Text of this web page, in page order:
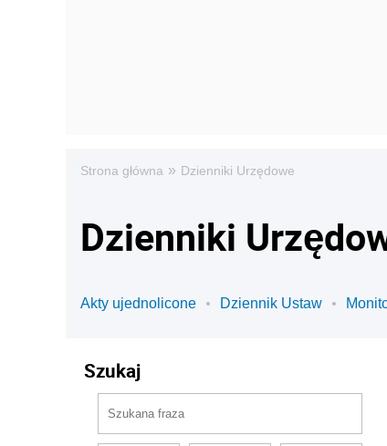
Strona główna » Dzienniki Urzędowe
Dzienniki
Akty ujednolicone Dziennik Ustaw
Szukaj